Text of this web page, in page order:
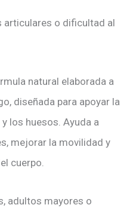
articulares o dificultad al
natural elaborada a
diseñada para apoyar la
los huesos. Ayuda a
mejorar la movilidad y
cuerpo.
adultos mayores o